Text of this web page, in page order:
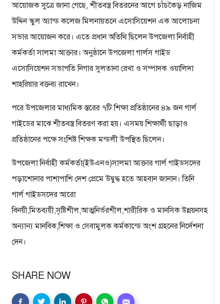
আয়োজক সুত্রে জানা গেছে, শীতবস্ত্র বিতরনের আগে চাঁচকৈড় নাজিম
উদ্দিন স্কুল অ্যান্ড কলেজ মিলনায়তনে এসোসিয়েশন এক আলোচনা
সভার আয়োজন করে। এতে প্রধান অতিথি ছিলেন উপজেলা নির্বাহী
কর্মকর্তা সালমা আক্তার। অনুষ্ঠানে উপজেলা গার্লস গাইড
এসোসিয়েশন সভাপতি নিগার সুলতানা রেখা ও সম্পাদক ওয়ালিদা
শাহরিয়ার বক্তব্য রাখেন।
পরে উপজেলার মাধ্যমিক স্তরের ৭টি শিক্ষা প্রতিষ্ঠানের ৪৯ জন গার্ল
গাইডের মাঝে শীতবস্ত্র বিতরণ করা হয়। এসময় শিক্ষার্থী ছাড়াও
প্রতিষ্ঠানের পক্ষে সংশিষ্ট শিক্ষক মন্ডলী উপস্থিত ছিলেন।
উপজেলা নির্বাহী কর্মকর্তা(ইউএনও)সালমা আক্তার গার্ল গাইডসদের
পড়াশোনার পাশাপাশি দেশ প্রেমে উদ্বুদ্ধ হতে আহবান জানান। তিনি
গার্ল গাইডসদের আরো
বিনয়ী,মিতব্যয়ী,সৃষ্টিশীল,আত্মনির্ভরশীল,শারীরিক ও মানসিক উন্নয়নসহ
অন্যান্য মানবিক,শিক্ষা ও সেবামুলক কর্মকান্ডে অংশ গ্রহনের নির্দেশনা
দেন।
SHARE NOW